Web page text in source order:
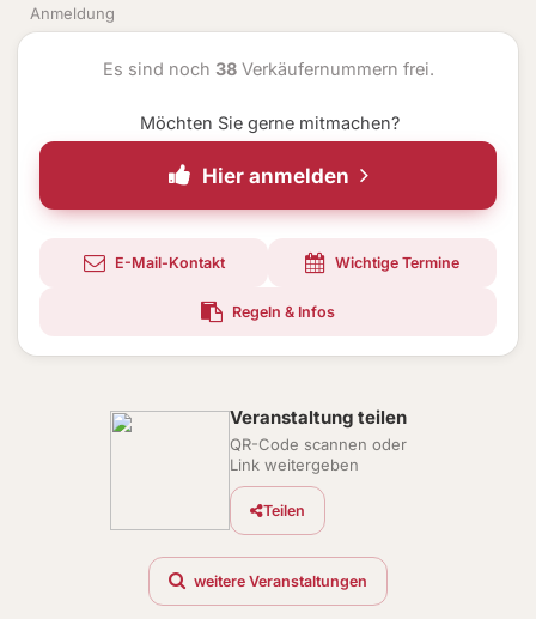
Anmeldung
Es sind noch 38Verkäufernummern frei.
Möchten Sie gerne mitmachen?
Hier anmelden
E-Mail-Kontakt Wichtige Termine
Regeln & Infos
Veranstaltung teilen
QR-Code scannen oder
Link weitergeben
Teilen
weitere Veranstaltungen